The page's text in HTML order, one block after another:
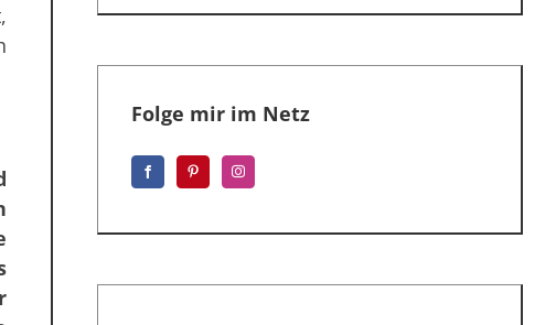
Folge mir im Netz